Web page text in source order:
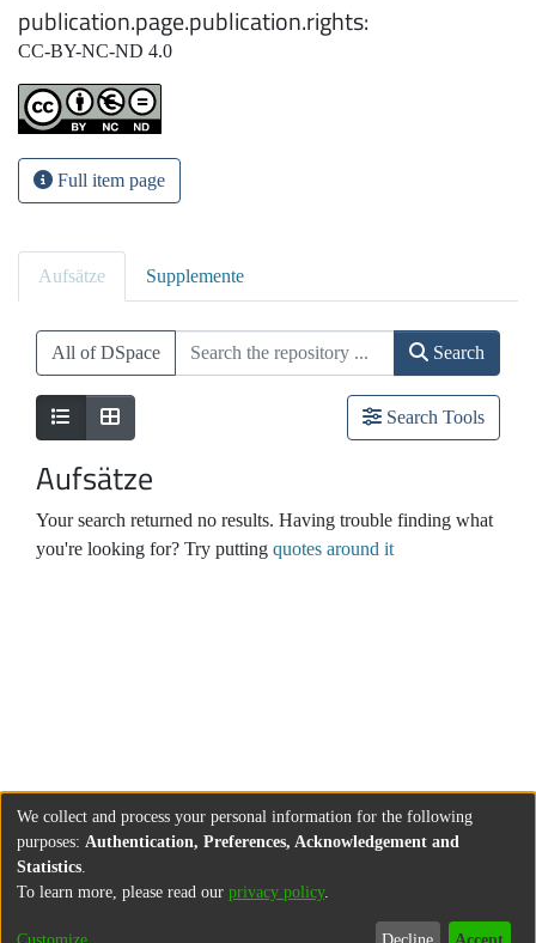
publication.page.publication.rights
CC-BY-NC-ND 4.0
Full item page
Aufsätze Supplemente
All of DSpace Search
Search Tools
Aufsätze
Your search returned no results. Having trouble finding what
you're looking for? Try putting quotes around it
We collect and process your personal information for the following
purposes: Authentication, Preferences, Acknowledgement and
Statistics
To learn more, please read our privacy policy.